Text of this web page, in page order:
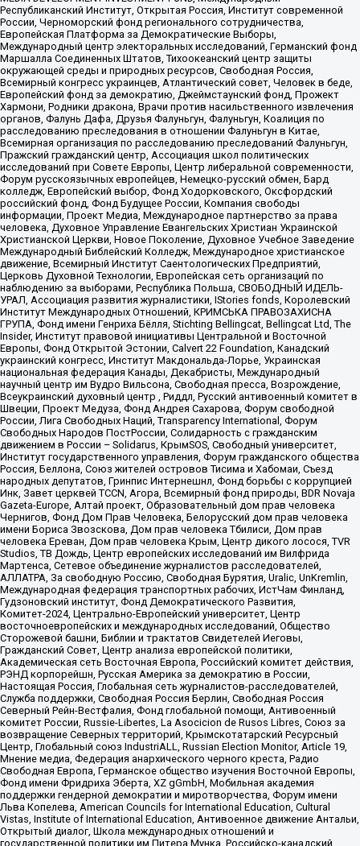
Республиканский Институт, Открытая Россия, Институт современной
России, Черноморский фонд регионального сотрудничества,
Европейская Платформа за Демократические Выборы,
Международный центр электоральных исследований, Германский фонд
Маршалла Соединенных Штатов, Тихоокеанский центр защиты
окружающей среды и природных ресурсов, Свободная Россия,
Всемирный конгресс украинцев, Атлантический совет, Человек в беде,
Европейский фонд за демократию, Джеймстаунский фонд, Прожект
Хармони, Родники дракона, Врачи против насильственного извлечения
органов, Фалунь Дафа, Друзья Фалуньгун, Фалуньгун, Коалиция по
расследованию преследования в отношении Фалуньгун в Китае,
Всемирная организация по расследованию преследований Фалуньгун,
Пражский гражданский центр, Ассоциация школ политических
исследований при Совете Европы, Центр либеральной современности,
Форум русскоязычных европейцев, Немецко-русский обмен, Бард
колледж, Европейский выбор, Фонд Ходорковского, Оксфордский
российский фонд, Фонд Будущее России, Компания свободы
информации, Проект Медиа, Международное партнерство за права
человека, Духовное Управление Евангельских Христиан Украинской
Христианской Церкви, Новое Поколение, Духовное Учебное Заведение
Международный Библейский Колледж, Международное христианское
движение, Всемирный Институт Саентологических Предприятий,
Церковь Духовной Технологии, Европейская сеть организаций по
наблюдению за выборами, Республика Польша, СВОБОДНЫЙ ИДЕЛЬ-
УРАЛ, Ассоциация развития журналистики, IStories fonds, Королевский
Институт Международных Отношений, КРИМСЬКА ПРАВОЗАХИСНА
ГРУПА, Фонд имени Генриха Бёлля, Stichting Bellingcat, Bellingcat Ltd, The
Insider, Институт правовой инициативы Центральной и Восточной
Европы, Фонд Открытой Эстонии, Calvert 22 Foundation, Канадский
украинский конгресс, Институт Макдональда-Лорье, Украинская
национальная федерация Канады, Декабристы, Международный
научный центр им Вудро Вильсона, Свободная пресса, Возрождение,
Всеукраинский духовный центр , Риддл, Русский антивоенный комитет в
Швеции, Проект Медуза, Фонд Андрея Сахарова, Форум свободной
России, Лига Свободных Наций, Transparеncy International, Форум
Свободных Народов ПостРоссии, Солидарность с гражданским
движением в России – Solidarus, КрымSOS, Свободный университет,
Институт государственного управления, Форум гражданского общества
Россия, Беллона, Союз жителей островов Тисима и Хабомаи, Съезд
народных депутатов, Гринпис Интернешнл, Фонд борьбы с коррупцией
Инк, Завет церквей TCCN, Агора, Всемирный фонд природы, BDR Novaja
Gazeta-Europe, Алтай проект, Образовательный дом прав человека
Чернигов, Фонд Дом Прав Человека, Белорусский дом прав человека
имени Бориса Звозскова, Дом прав человека Тбилиси, Дом прав
человека Ереван, Дом прав человека Крым, Центр дикого лосося, TVR
Studios, ТВ Дождь, Центр европейских исследований им Вилфрида
Мартенса, Сетевое объединение журналистов расследователей,
АЛЛАТРА, За свободную Россию, Свободная Бурятия, Uralic, UnKremlin,
Международная федерация транспортных рабочих, ИстЧам Финланд,
Гудзоновский институт, Фонд Демократического Развития,
Комитет-2024, Центрально-Европейский университет, Центр
восточноевропейских и международных исследований, Общество
Сторожевой башни, Библии и трактатов Свидетелей Иеговы,
Гражданский Совет, Центр анализа европейской политики,
Академическая сеть Восточная Европа, Российский комитет действия,
РЭНД корпорейшн, Русская Америка за демократию в России,
Настоящая Россия, Глобальная сеть журналистов-расследователей,
Служба поддержки, Свободная Россия Берлин, Свободная Россия
Северный Рейн-Вестфалия, Фонд глобальной помощи, Антивоенный
комитет России, Russie-Libertes, La Asocicion de Rusos Libres, Союз за
возвращение Северных территорий, Крымскотатарский Ресурсный
Центр, Глобальный союз IndustriALL, Russian Election Monitor, Article 19,
Мнение медиа, Федерация анархического черного креста, Радио
Свободная Европа, Германское общество изучения Восточной Европы,
Фонд имени Фридриха Эберта, XZ gGmbH, Мобильная академия
поддержки гендерной демократии и миротворчества, Форум имени
Льва Копелева, American Councils for International Education, Cultural
Vistas, Institute of International Education, Антивоенное движение Антальи,
Открытый диалог, Школа международных отношений и
государственной политики им Питера Мунка, Российско-канадский